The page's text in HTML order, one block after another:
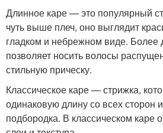
Длинное каре — это популярный
чуть выше плеч, оно выглядит
гладком и небрежном виде. Более
позволяет носить волосы
стильную прическу.
Классическое каре — стрижка,
одинаковую длину со всех сторон
подбородка. В классическом каре